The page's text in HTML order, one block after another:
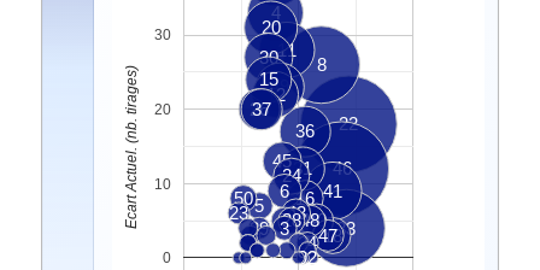
22
46
8
33
41
4
11
20
36
30
49
12
15
31
26
37
45
16
18
24
6
40
47
48
43
5
7
28
50
3
23
29
34
2
9
0
10
20
30
Ecart Actuel. (nb. tirages)